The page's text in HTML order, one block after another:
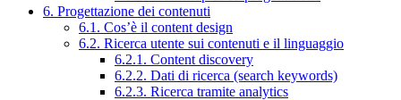
6. Progettazione dei contenuti
6.1. Cos’è il content design
6.2. Ricerca utente sui contenuti e il linguaggio
6.2.1. Content discovery
6.2.2. Dati di ricerca (search keywords)
6.2.3. Ricerca tramite analytics